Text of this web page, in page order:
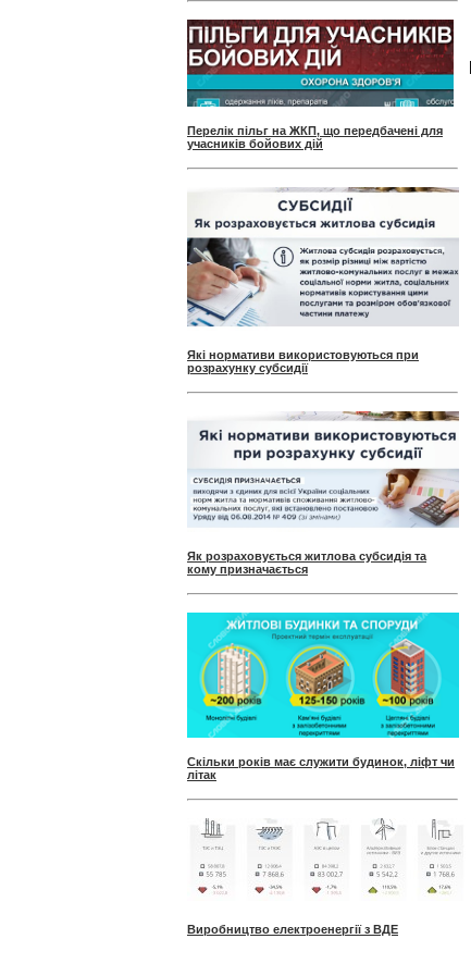
Перелік пільг на ЖКП, що передбачені для
учасників бойових дій
Які нормативи використовуються при
розрахунку субсидії
Як розраховується житлова субсидія та
кому призначається
Скільки років має служити будинок, ліфт чи
літак
Виробництво електроенергії з ВДЕ